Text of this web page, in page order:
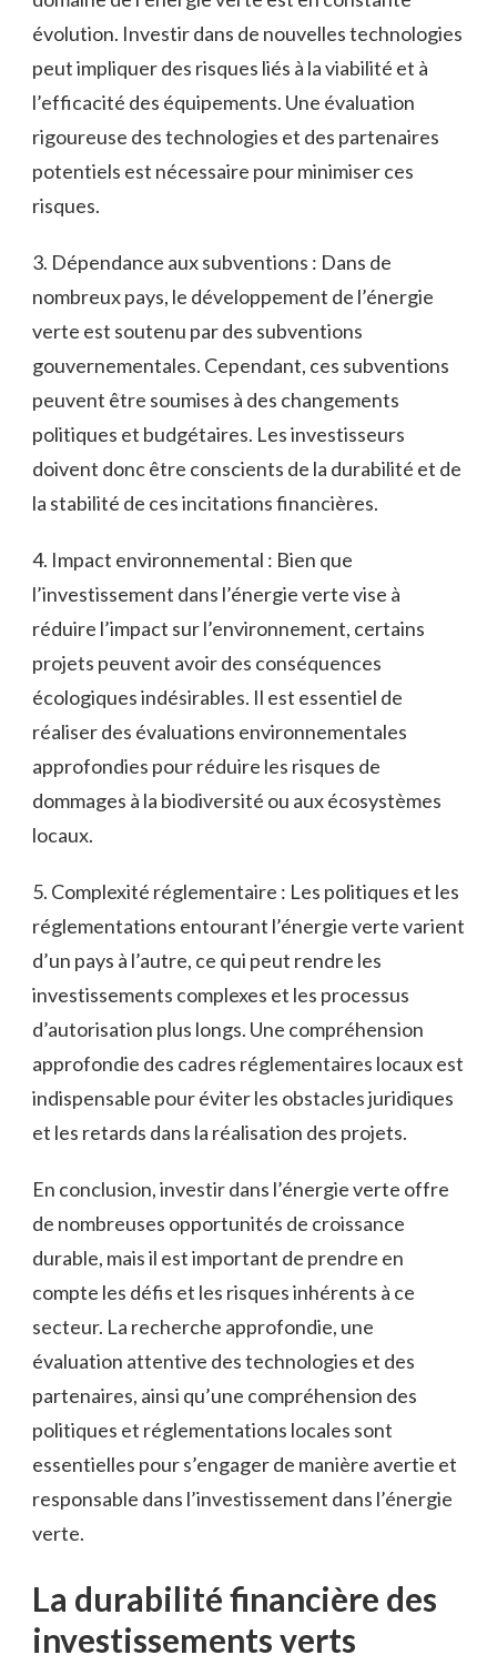
évolution. Investir ‍dans ⁣de nouvelles⁤ technologies‍
peut impliquer des risques⁤ liés à ⁣la viabilité et à
l’efficacité ‌des équipements. Une évaluation
rigoureuse ​des technologies et des partenaires‍
potentiels est ‍nécessaire pour‍ minimiser ces
risques.
3. Dépendance aux subventions⁤ : Dans de
nombreux pays, le développement ​de l’énergie
‍verte est ​soutenu par des subventions
gouvernementales. Cependant, ces‌ subventions
peuvent être soumises à des changements
politiques et budgétaires. Les investisseurs⁣
doivent‍ donc être ‌conscients de la durabilité ​et de
la⁢ stabilité de ces incitations ⁣financières.
4. Impact ⁢environnemental : Bien que
l’investissement dans l’énergie verte ‍vise à
réduire l’impact sur l’environnement, certains
projets peuvent avoir des ⁤conséquences
écologiques indésirables. Il est‌ essentiel ⁤de
réaliser des‌ évaluations environnementales
approfondies pour​ réduire les risques de
‌dommages à ​la biodiversité ou aux écosystèmes
locaux.
5.‌ Complexité réglementaire : Les politiques et les
réglementations entourant l’énergie verte varient
d’un pays à l’autre, ce qui‌ peut rendre les
investissements complexes et les processus
d’autorisation plus longs. Une compréhension
approfondie des cadres réglementaires locaux est
indispensable pour éviter les ⁢obstacles juridiques
et les retards dans la réalisation des projets.
En conclusion, ⁣investir ⁤dans l’énergie verte offre‌
de ​nombreuses opportunités⁤ de croissance
durable, mais il est important ‌de prendre ‍en
⁣compte les ​défis ⁤et les⁤ risques inhérents⁤ à ce
‌secteur. ⁢La recherche approfondie, une⁣
évaluation‌ attentive‍ des technologies et des
partenaires,⁢ ainsi qu’une compréhension ​des
politiques et réglementations locales sont
essentielles pour s’engager de ​manière avertie et⁢
responsable ‌dans l’investissement dans l’énergie
verte.
La durabilité financière des
investissements verts